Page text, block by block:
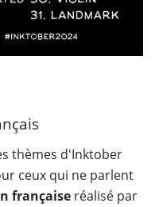
thèmes d'Inktober
ceux qui ne parlent
française réalisé par